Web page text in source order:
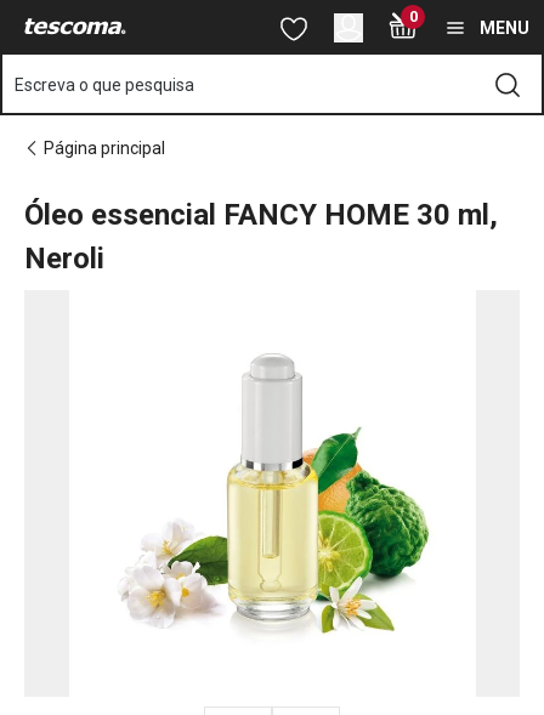
Está na página Óleo essencial FANCY HOME 30 ml, Neroli
Saltar para o conteúdo principal
Saltar para a pesquisa
Saltar para a navegação 0
MENU
Escreva o que pesquisa
Página principal
Óleo essencial FANCY HOME 30 ml,
Neroli